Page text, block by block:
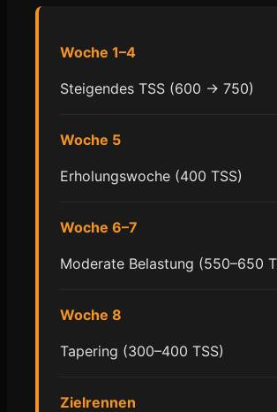
Woche 1–4
Steigendes TSS (600 → 750)
Woche 5
Erholungswoche (400 TSS)
Woche 6–7
Moderate Belastung (550–650
Woche 8
Tapering (300–400 TSS)
Zielrennen